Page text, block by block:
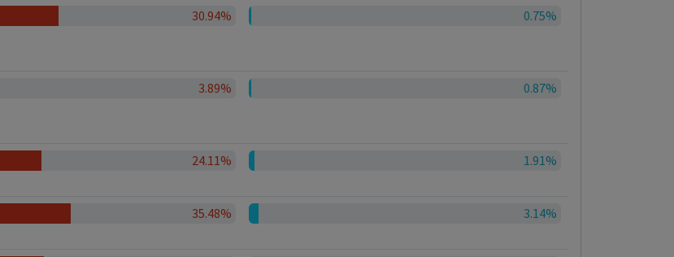
30.94% 0.75%
3.89% 0.87%
24.11% 1.91%
35.48% 3.14%